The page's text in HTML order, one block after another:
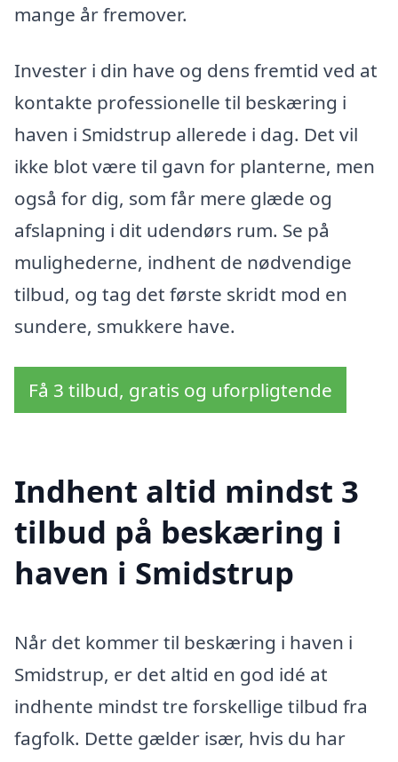
mange år fremover.
Invester i din have og dens fremtid ved at
kontakte professionelle til beskæring i
haven i Smidstrup allerede i dag. Det vil
ikke blot være til gavn for planterne, men
også for dig, som får mere glæde og
afslapning i dit udendørs rum. Se på
mulighederne, indhent de nødvendige
tilbud, og tag det første skridt mod en
sundere, smukkere have.
Få 3 tilbud, gratis og uforpligtende
Indhent altid mindst 3
tilbud på beskæring i
haven i Smidstrup
Når det kommer til beskæring i haven i
Smidstrup, er det altid en god idé at
indhente mindst tre forskellige tilbud fra
fagfolk. Dette gælder især, hvis du har